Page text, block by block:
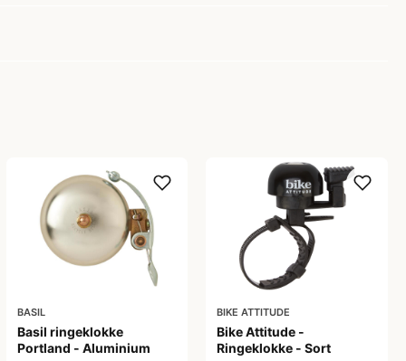
BASIL
Basil ringeklokke
Portland - Aluminium
BIKE ATTITUDE
Bike Attitude -
Ringeklokke - Sort